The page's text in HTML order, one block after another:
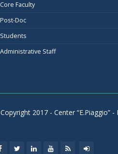
Core Faculty
Post-Doc
Students
Administrative Staff
2017 - Center “E.Piaggio” -